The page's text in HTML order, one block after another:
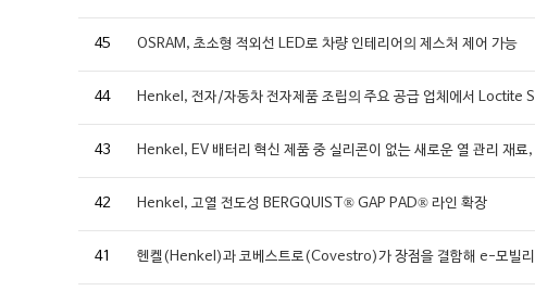
45 OSRAM, 초소형 적외선 LED로 차량 인테리어의 제스처 제어 가능
44 Henkel, 전자/자동차 전자제품 조립의 주요 공급 업체에서 Loctite
43 Henkel, EV 배터리 혁신 제품 중 실리콘이 없는 새로운 열 관리 재료
42 Henkel, 고열 전도성 BERGQUIST® GAP PAD® 라인 확장
41 헨켈(Henkel)과 코베스트로(Covestro)가 장점을 결합해 e-모빌리